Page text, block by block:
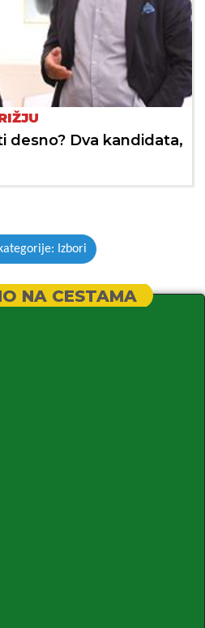
desno? Dva kandidata,
Izbori
NA CESTAMA